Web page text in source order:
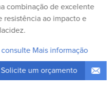
combinação de excelente
resistência ao impacto e
consulte Mais informação
Solicite um orçamento